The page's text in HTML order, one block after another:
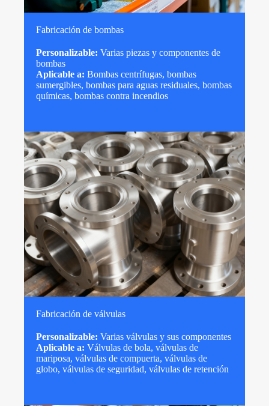
Fabricación de bombas
Personalizable: Varias piezas y componentes de
bombas
Aplicable a: Bombas centrífugas, bombas
sumergibles, bombas para aguas residuales, bombas
químicas, bombas contra incendios
Fabricación de válvulas
Personalizable: Varias válvulas y sus componentes
Aplicable a: Válvulas de bola, válvulas de
mariposa, válvulas de compuerta, válvulas de
globo, válvulas de seguridad, válvulas de retención